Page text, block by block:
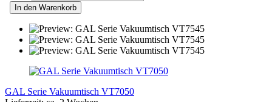
In den Warenkorb
GAL Serie Vakuumtisch VT7050